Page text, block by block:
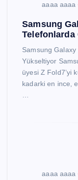
aaaa aaaa
Samsung
Telefonlarda
Samsung Galaxy
Yükseltiyor
üyesi Z Fold7’yi
kadarki en ince,
aaaa aaaa